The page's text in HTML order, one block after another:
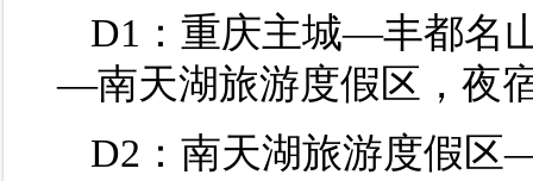
D1：重庆主城—丰都名
—南天湖旅游度假区，夜
D2：南天湖旅游度假